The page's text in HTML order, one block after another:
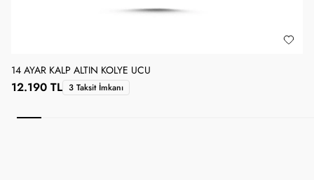
14 AYAR KALP ALTIN KOLYE UCU
12.190 TL 3 Taksit İmkanı